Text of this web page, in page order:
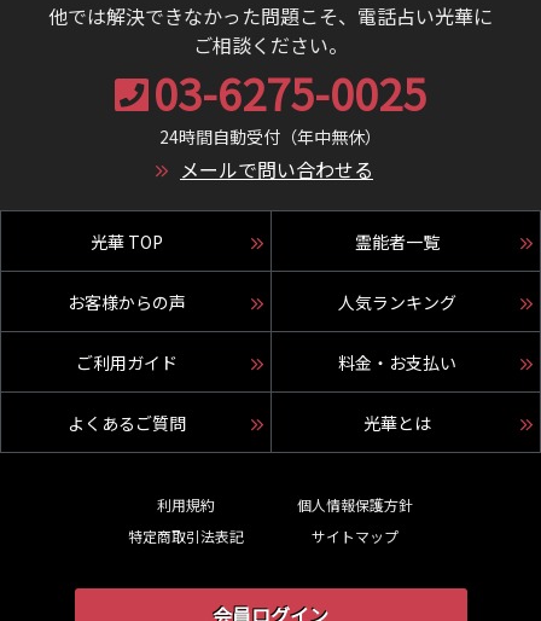
他では解決できなかった問題こそ、電話占い光華に
ご相談ください。
03-6275-0025
24時間自動受付（年中無休）
メールで問い合わせる
光華 TOP 霊能者一覧
お客様からの声 人気ランキング
ご利用ガイド 料金・お支払い
よくあるご質問 光華とは
利用規約
特定商取引法表記
個人情報保護方針
サイトマップ
会員ログイン